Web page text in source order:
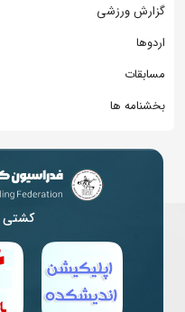
گزارش ورزشی
اردوها
مسابقات
بخشنامه ها
کشتی